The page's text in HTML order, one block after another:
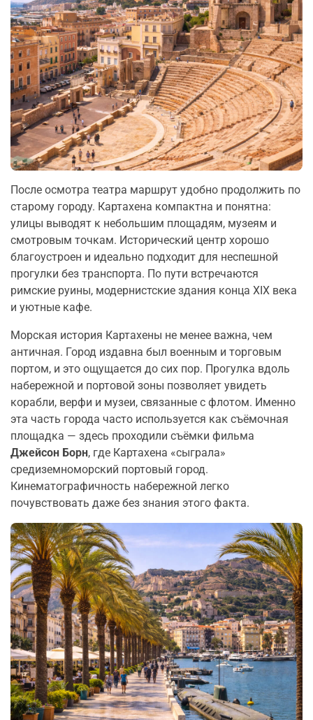
После осмотра театра маршрут удобно продолжить по
старому городу. Картахена компактна и понятна:
улицы выводят к небольшим площадям, музеям и
смотровым точкам. Исторический центр хорошо
благоустроен и идеально подходит для неспешной
прогулки без транспорта. По пути встречаются
римские руины, модернистские здания конца XIX века
и уютные кафе.
Морская история Картахены не менее важна, чем
античная. Город издавна был военным и торговым
портом, и это ощущается до сих пор. Прогулка вдоль
набережной и портовой зоны позволяет увидеть
корабли, верфи и музеи, связанные с флотом. Именно
эта часть города часто используется как съёмочная
площадка — здесь проходили съёмки фильма
Джейсон Борн, где Картахена «сыграла»
средиземноморский портовый город.
Кинематографичность набережной легко
почувствовать даже без знания этого факта.